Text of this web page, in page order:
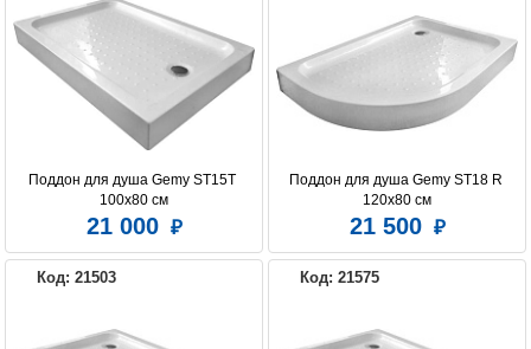
Поддон для душа Gemy ST15T
100х80 см
21 000
Поддон для душа Gemy ST18 R
120х80 см
21 500
Код: 21503 Код: 21575